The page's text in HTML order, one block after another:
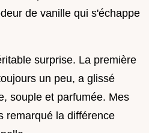
de vanille qui s'échappe
surprise. La première
un peu, a glissé
souple et parfumée. Mes
remarqué la différence